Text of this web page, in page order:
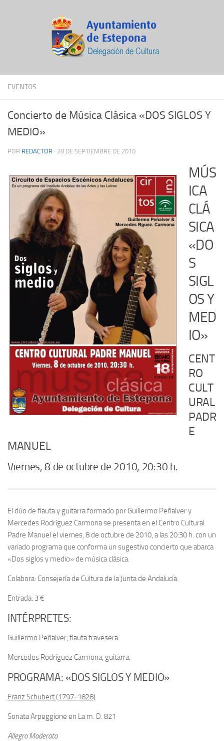
EVENTOS
Concierto de Música Clásica «DOS SIGLOS Y
MEDIO»
POR REDACTOR · 28 DE SEPTIEMBRE DE 2010
MÚS
ICA
CLÁ
SICA
«DO
S
SIGL
OS Y
MED
IO»
CENT
RO
CULT
URAL
PADR
E
MANUEL
Viernes, 8 de octubre de 2010, 20:30 h.
El dúo de flauta y guitarra formado por Guillermo Peñalver y
Mercedes Rodríguez Carmona se presenta en el Centro Cultural
Padre Manuel el viernes, 8 de octubre de 2010, a las 20:30 h. con un
variado programa que conforma un sugestivo concierto que abarca
«Dos siglos y medio» de música clásica.
Colabora: Consejería de Cultura de la Junta de Andalucía.
Entrada: 3 €
INTÉRPRETES:
Guillermo Peñalver, flauta travesera.
Mercedes Rodríguez Carmona, guitarra.
PROGRAMA: «DOS SIGLOS Y MEDIO»
Franz Schubert (1797-1828)
Sonata Arpeggione en La m. D. 821
Allegro Moderato